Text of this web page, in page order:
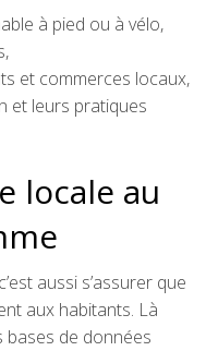
à pied ou à vélo,
et commerces locaux,
et leurs pratiques
locale au
aussi s’assurer que
aux habitants. Là
bases de données